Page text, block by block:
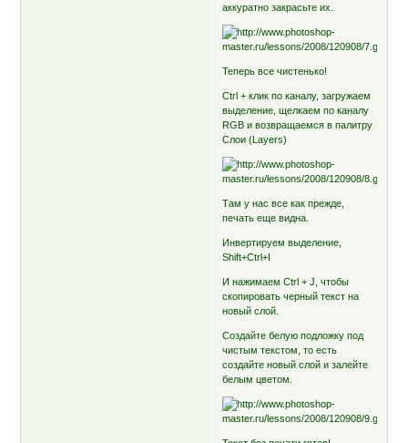
аккуратно закрасьте их.
Теперь все чистенько!
Ctrl + клик по каналу, загружаем
выделение, щелкаем по каналу
RGB и возвращаемся в палитру
Слои (Layers)
Там у нас все как прежде,
печать еще видна.
Инвертируем выделение,
Shift+Ctrl+I
И нажимаем Ctrl + J, чтобы
скопировать черный текст на
новый слой.
Создайте белую подложку под
чистым текстом, то есть
создайте новый слой и залейте
белым цветом.